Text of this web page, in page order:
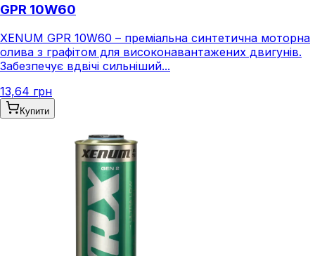
GPR 10W60
XENUM GPR 10W60 – преміальна синтетична моторна
олива з графітом для високонавантажених двигунів.
Забезпечує вдвічі сильніший...
13,64 грн
Купити